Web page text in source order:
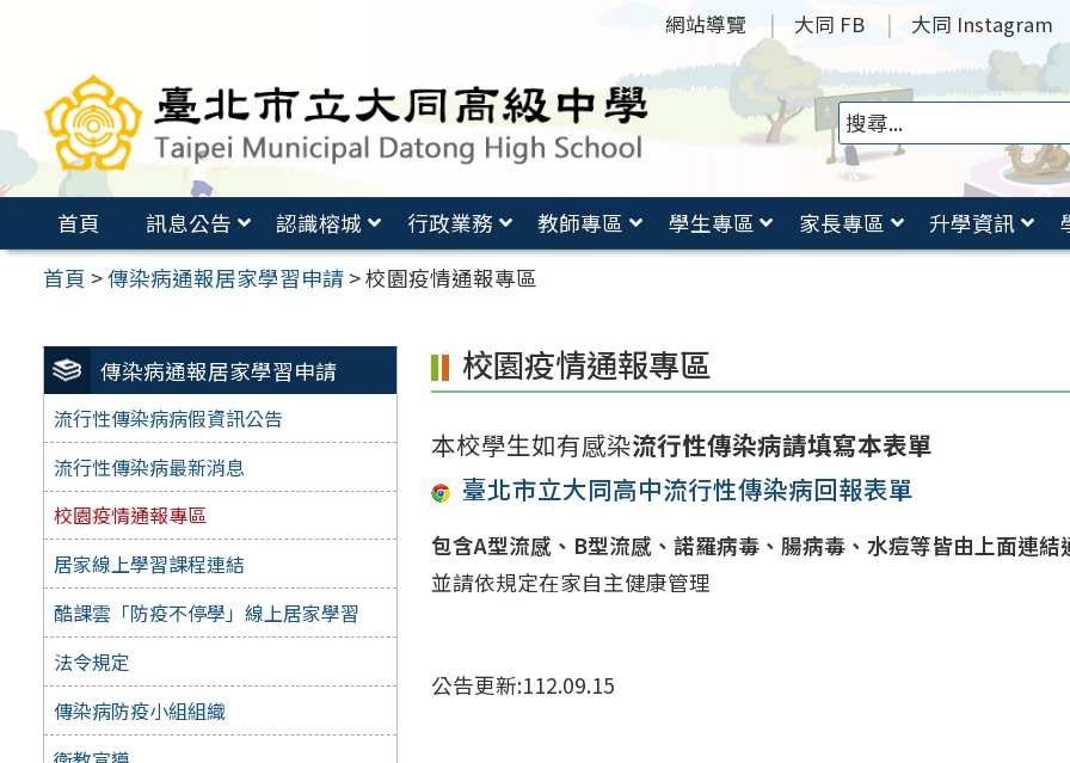
要
容
網站導覽 大同 FB 大同 Instagram
首頁 訊息公告 認識榕城 行政業務 教師專區 學生專區 家長專區 升學資訊
首頁 >傳染病通報居家學習申請 >校園疫情通報專區
傳染病通報居家學習申請
流行性傳染病病假資訊公告
流行性傳染病最新消息
校園疫情通報專區
居家線上學習課程連結
酷課雲「防疫不停學」線上居家學習
法令規定
傳染病防疫小組組織
校園疫情通報專區
本校學生如有感染流行性傳染病請填寫本表單
臺北市立大同高中流行性傳染病回報表單
包含A型流感、B型流感、諾羅病毒、腸病毒、水痘等皆由上面連結
並請依規定在家自主健康管理
公告更新:112.09.15